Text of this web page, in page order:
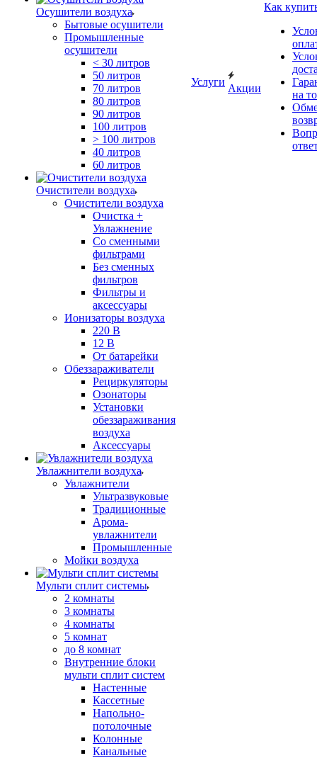
Осушители воздуха
Бытовые осушители
Промышленные
осушители
< 30 литров
50 литров
70 литров
80 литров
90 литров
100 литров
> 100 литров
40 литров
60 литров
Очистители воздуха
Очистители воздуха
Очистка +
Увлажнение
Cо сменными
фильтрами
Без сменных
фильтров
Фильтры и
аксессуары
Ионизаторы воздуха
220 В
12 В
От батарейки
Обеззараживатели
Рециркуляторы
Озонаторы
Установки
обеззараживания
воздуха
Аксессуары
Увлажнители воздуха
Увлажнители
Ультразвуковые
Традиционные
Арома-
увлажнители
Промышленные
Мойки воздуха
Мульти сплит системы
2 комнаты
3 комнаты
4 комнаты
5 комнат
до 8 комнат
Внутренние блоки
мульти сплит систем
Настенные
Кассетные
Напольно-
потолочные
Колонные
Канальные
Услуги
Акции
Как
на